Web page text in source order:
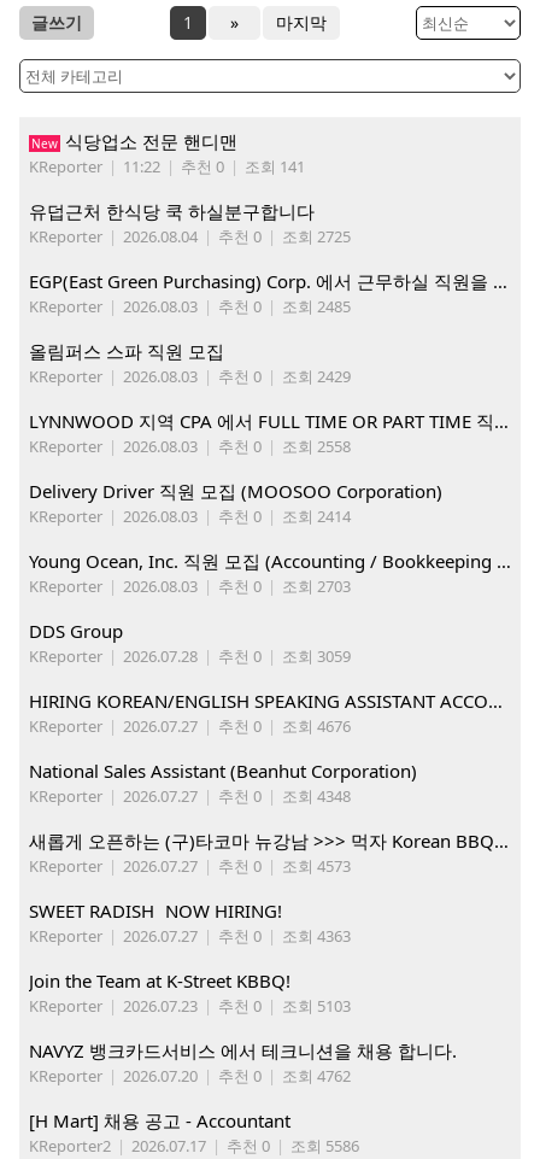
글쓰기 1 » 마지막
New 식당업소 전문 핸디맨
KReporter | 11:22 | 추천 0 | 조회 141
유덥근처 한식당 쿡 하실분구합니다
KReporter | 2026.08.04 | 추천 0 | 조회 2725
EGP(East Green Purchasing) Corp. 에서 근무하실 직원을 아래와 같이 모집합니다.
KReporter | 2026.08.03 | 추천 0 | 조회 2485
올림퍼스 스파 직원 모집
KReporter | 2026.08.03 | 추천 0 | 조회 2429
LYNNWOOD 지역 CPA 에서 FULL TIME OR PART TIME 직원을 찾습니다
KReporter | 2026.08.03 | 추천 0 | 조회 2558
Delivery Driver 직원 모집 (MOOSOO Corporation)
KReporter | 2026.08.03 | 추천 0 | 조회 2414
Young Ocean, Inc. 직원 모집 (Accounting / Bookkeeping 분야)
KReporter | 2026.08.03 | 추천 0 | 조회 2703
DDS Group
KReporter | 2026.07.28 | 추천 0 | 조회 3059
HIRING KOREAN/ENGLISH SPEAKING ASSISTANT ACCOUNT MANAGER
KReporter | 2026.07.27 | 추천 0 | 조회 4676
National Sales Assistant (Beanhut Corporation)
KReporter | 2026.07.27 | 추천 0 | 조회 4348
새롭게 오픈하는 (구)타코마 뉴강남 >>> 먹자 Korean BBQ 구인중
KReporter | 2026.07.27 | 추천 0 | 조회 4573
SWEET RADISH NOW HIRING!
KReporter | 2026.07.27 | 추천 0 | 조회 4363
Join the Team at K-Street KBBQ!
KReporter | 2026.07.23 | 추천 0 | 조회 5103
NAVYZ 뱅크카드서비스 에서 테크니션을 채용 합니다.
KReporter | 2026.07.20 | 추천 0 | 조회 4762
[H Mart] 채용 공고 - Accountant
KReporter2 | 2026.07.17 | 추천 0 | 조회 5586